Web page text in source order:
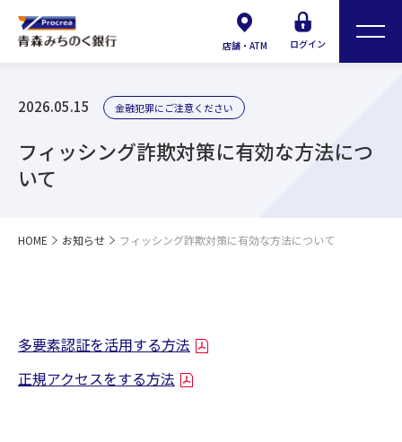
店舗・ATM ログイン
2026.05.15 金融犯罪にご注意ください
フィッシング詐欺対策に有効な方法につ
いて
HOME お知らせ フィッシング詐欺対策に有効な方法について
多要素認証を活用する方法
正規アクセスをする方法